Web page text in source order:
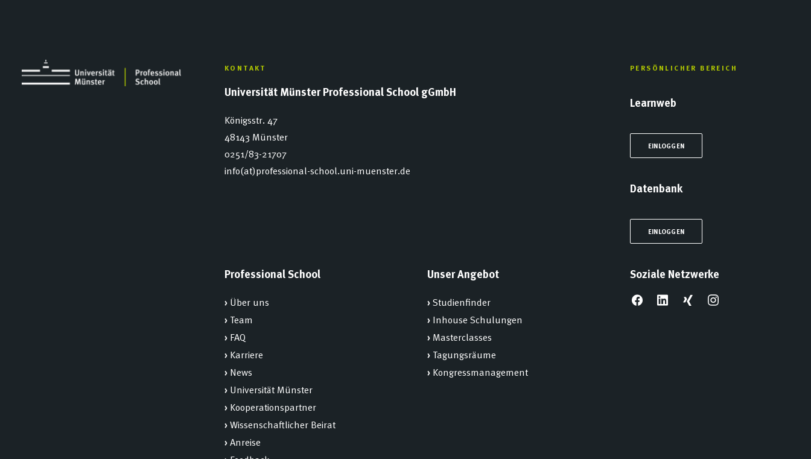
KONTAKT
Universität Münster Professional School gGmbH
Königsstr. 47
48143 Münster
0251/83-21707
info(at)professional-school.uni-muenster.de
PERSÖNLICHER BEREICH
Learnweb
EINLOGGEN
Datenbank
EINLOGGEN
Professional School
› Über uns
› Team
› FAQ
› Karriere
› News
› Universität Münster
› Kooperationspartner
›Wissenschaftlicher Beirat
›Anreise
Unser Angebot
›Studienfinder
› Inhouse Schulungen
› Masterclasses
› Tagungsräume
› Kongressmanagement
Soziale Netzwerke